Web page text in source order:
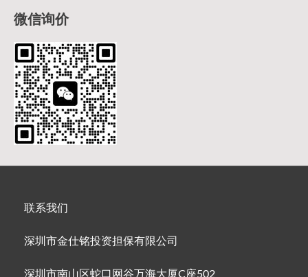
微信询价
联系我们
深圳市金仕铭投资担保有限公司
深圳市南山区蛇口网谷万海大厦C座502